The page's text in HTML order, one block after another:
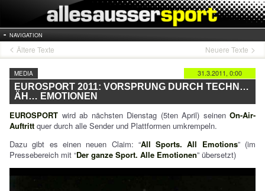
NAVIGATION
Ältere Texte Neuere Texte
31.3.2011, 0:00
MEDIA
EUROSPORT 2011: VORSPRUNG DURCH TECHN…
ÄH… EMOTIONEN
EUROSPORT wird ab nächsten Dienstag (5ten April) seinen On-Air-
Auftritt quer durch alle Sender und Plattformen umkrempeln.
Dazu gibt es einen neuen Claim: “All Sports. All Emotions” (im
Pressebereich mit “Der ganze Sport. Alle Emotionen” übersetzt)